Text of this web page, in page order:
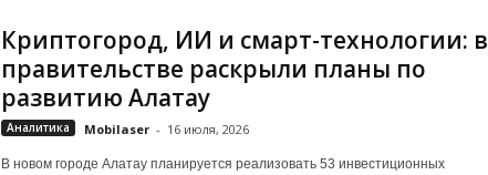
Криптогород, ИИ и смарт-технологии: в
правительстве раскрыли планы по
развитию Алатау
Аналитика Mobilaser - 16 июля, 2026
В новом городе Алатау планируется реализовать 53 инвестиционных